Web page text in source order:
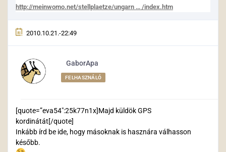
http://meinwomo.net/stellplaetze/ungarn … /index.htm
2010.10.21.-22:49
GaborApa
FELHASZNÁLÓ
[quote=”eva54″:25k77n1x]Majd küldök GPS
kordinátát[/quote]
Inkább írd be ide, hogy másoknak is hasznára válhasson
később.